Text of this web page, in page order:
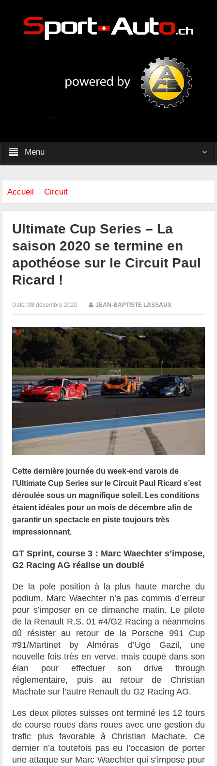
Menu
Accueil Circuit
Ultimate Cup Series – La
saison 2020 se termine en
apothéose sur le Circuit Paul
Ricard !
Date:08 décembre 2020 | JEAN-BAPTISTE LASSAUX
Cette dernière journée du week-end varois de
l’Ultimate Cup Series sur le Circuit Paul Ricard s’est
déroulée sous un magnifique soleil. Les conditions
étaient idéales pour un mois de décembre afin de
garantir un spectacle en piste toujours très
impressionnant.
GT Sprint, course 3 : Marc Waechter s’impose,
G2 Racing AG réalise un doublé
De la pole position à la plus haute marche du
podium, Marc Waechter n’a pas commis d’erreur
pour s’imposer en ce dimanche matin. Le pilote
de la Renault R.S. 01 #4/G2 Racing a néanmoins
dû résister au retour de la Porsche 991 Cup
#91/Martinet by Alméras d’Ugo Gazil, une
nouvelle fois très en verve, mais coupé dans son
élan pour effectuer son drive through
réglementaire, puis au retour de Christian
Machate sur l’autre Renault du G2 Racing AG.
Les deux pilotes suisses ont terminé les 12 tours
de course roues dans roues avec une gestion du
trafic plus favorable à Christian Machate. Ce
dernier n’a toutefois pas eu l’occasion de porter
une attaque sur Marc Waechter qui s’impose pour